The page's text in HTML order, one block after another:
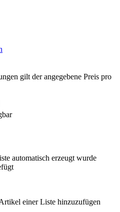
gilt der angegebene Preis pro
automatisch erzeugt wurde
einer Liste hinzuzufügen